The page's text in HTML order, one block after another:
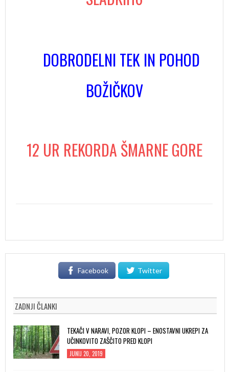
DOBRODELNI TEK IN POHOD
BOŽIČKOV
12 UR REKORDA ŠMARNE GORE
Facebook Twitter
ZADNJI ČLANKI
TEKAČI V NARAVI, POZOR KLOPI – ENOSTAVNI UKREPI ZA
UČINKOVITO ZAŠČITO PRED KLOPI
JUNIJ 20, 2019